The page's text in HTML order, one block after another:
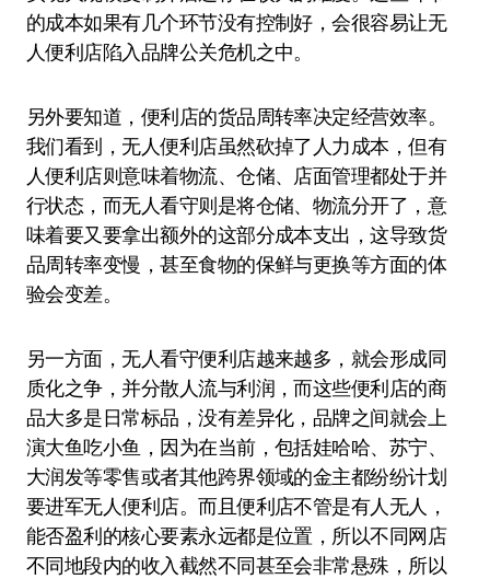
的成本如果有几个环节没有控制好，会很容易让无
人便利店陷入品牌公关危机之中。
另外要知道，便利店的货品周转率决定经营效率。
我们看到，无人便利店虽然砍掉了人力成本，但有
人便利店则意味着物流、仓储、店面管理都处于并
行状态，而无人看守则是将仓储、物流分开了，意
味着要又要拿出额外的这部分成本支出，这导致货
品周转率变慢，甚至食物的保鲜与更换等方面的体
验会变差。
另一方面，无人看守便利店越来越多，就会形成同
质化之争，并分散人流与利润，而这些便利店的商
品大多是日常标品，没有差异化，品牌之间就会上
演大鱼吃小鱼，因为在当前，包括娃哈哈、苏宁、
大润发等零售或者其他跨界领域的金主都纷纷计划
要进军无人便利店。而且便利店不管是有人无人，
能否盈利的核心要素永远都是位置，所以不同网店
不同地段内的收入截然不同甚至会非常悬殊，所以